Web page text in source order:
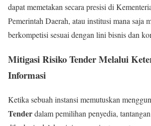
dapat memetakan secara presisi di
Pemerintah Daerah, atau institusi mana saja
berkompetisi sesuai dengan lini bisnis dan
Mitigasi Risiko Tender Melalui
Informasi
Ketika sebuah instansi memutuskan
Tenderdalam pemilihan penyedia,